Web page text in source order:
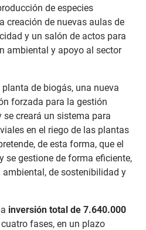
de especies
creación de nuevas aulas de
y un salón de actos para
ambiental y apoyo al sector
de biogás, una nueva
forzada para la gestión
creará un sistema para
en el riego de las plantas
de esta forma, que el
se gestione de forma eficiente,
de sostenibilidad y
inversión total de 7.640.000
fases, en un plazo